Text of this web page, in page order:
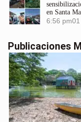
en Santa
6:56 pm01
Publicaciones